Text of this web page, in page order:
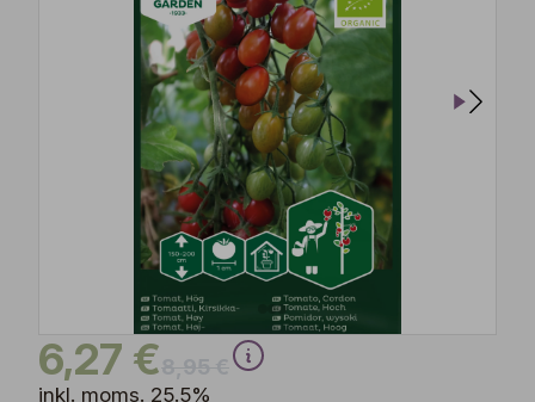
6,27 €
inkl. moms. 25.5%